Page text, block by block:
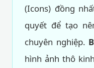
(Icons) đồng
quyết để tạo
chuyên nghiệp.
hình ảnh thô